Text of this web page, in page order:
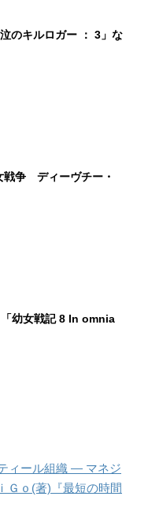
のキルロガー ： 3」な
戦争 ディーヴチー・
幼女戦記 8 In omnia
ィール組織 ― マネジ
Ｇｏ(著)『最短の時間